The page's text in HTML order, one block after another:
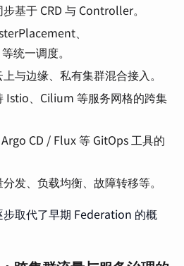
步基于 CRD 与 Controller。
、
统一调度。
上与边缘、私有集群混合接入。
Istio、Cilium 等服务网格的跨集
Argo CD / Flux 等 GitOps 工具的
分发、负载均衡、故障转移等。
取代了早期 Federation 的概